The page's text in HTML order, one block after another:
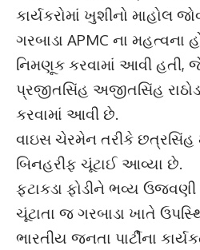
કાર્યકરોમાં ખુશીનો માહોલ
ગરબાડા APMC ના મહત્વના
નિમણૂક કરવામાં આવી હતી,
પ્રજીતસિંહ અજીતસિંહ
કરવામાં આવી છે.
વાઇસ ચેરમેન તરીકે છત્રસિંહ
બિનહરીફ ચૂંટાઈ આવ્યા છે.
ફટાકડા ફોડીને ભવ્ય ઉજવણી
ચૂંટાતા જ ગરબાડા ખાતે
ભારતીય જનતા પાર્ટીના